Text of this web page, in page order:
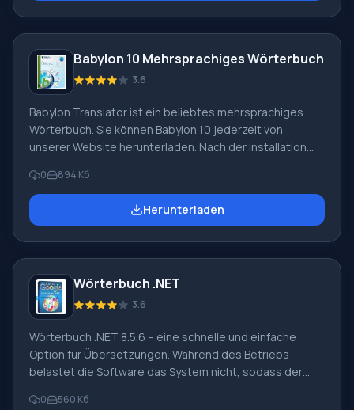
Textabschnitte übersetzen. Muss heruntergeladen
werden
Babylon 10 Mehrsprachiges Wörterbuch
3.6
Babylon Translator ist ein beliebtes mehrsprachiges
Wörterbuch. Sie können Babylon 10 jederzeit von
unserer Website herunterladen. Nach der Installation
übersetzen. Beachten Sie, dass diese Version des
Programms fünfzig Sprachen unterstützt. Die Software
ist sehr einfach zu bedienen. Um die Übersetzung eines
Zusätzlich können Sie ein Sprachmodul von der Website
installieren.
0 894 Кб
Herunterladen
Wörterbuch .NET
3.6
Wörterbuch .NET 8.5.6 – eine schnelle und einfache
Option für Übersetzungen. Während des Betriebs
belastet die Software das System nicht, sodass der
Online-Übersetzungen konzipiert. Unsere Website
0 560 Кб